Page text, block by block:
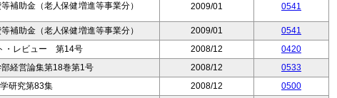
補助金（老人保健増進等事業分） 2009/01 0541
補助金（老人保健増進等事業分） 2009/01
0541
・レビュー 第14号 2008/12
0420
経営論集第18巻第1号 2008/12
0533
研究第83集 2008/12 0500